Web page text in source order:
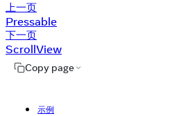
上一页
Pressable
下一页
ScrollView
Copy page
示例